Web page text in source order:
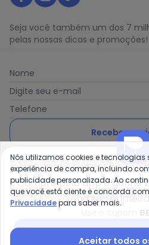
Seja você também um dos 7
pelas nossas dicas e promoções!
Nome
Digite seu e-mail
Telefone
Receber
Ao enviar o cadastro, você
de
Posthaus é uma marca da
80.462.138/0001-41
Compre pelo app e ganhe
na sua
Nós utilizamos cookies e
experiência de compra, incluindo
publicidade personalizada. Ao
que você está ciente e concorda
Privacidadepara saber mais.
Aceitar todos